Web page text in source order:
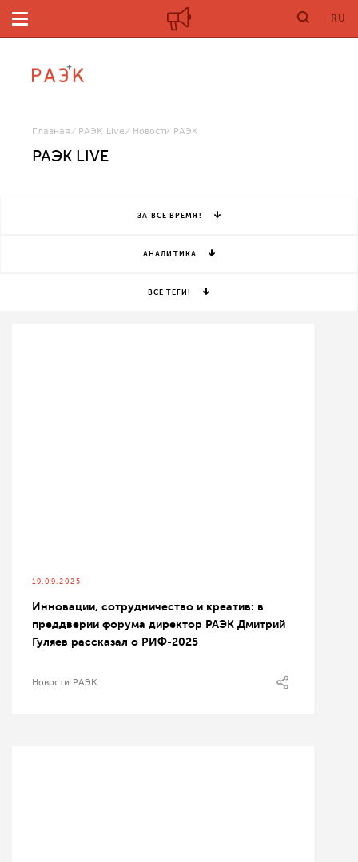
RU
Главная РАЭК Live Новости РАЭК
РАЭК LIVE
ЗА ВСЕ ВРЕМЯ!
АНАЛИТИКА
ВСЕ ТЕГИ!
19.09.2025
Инновации, сотрудничество и креатив: в
преддверии форума директор РАЭК Дмитрий
Гуляев рассказал о РИФ-2025
Новости РАЭК